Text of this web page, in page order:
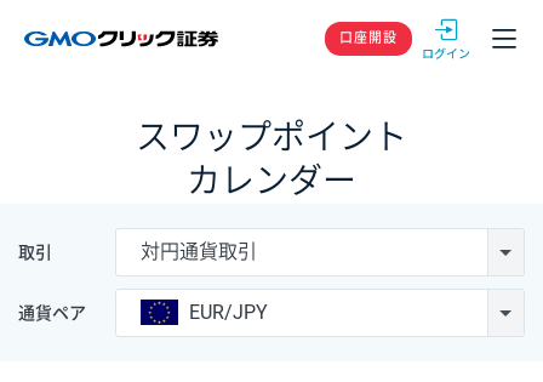
GMOクリック
口座開設
スワップポイント
カレンダー
取引 対円通貨取引
通貨ペア EUR/JPY